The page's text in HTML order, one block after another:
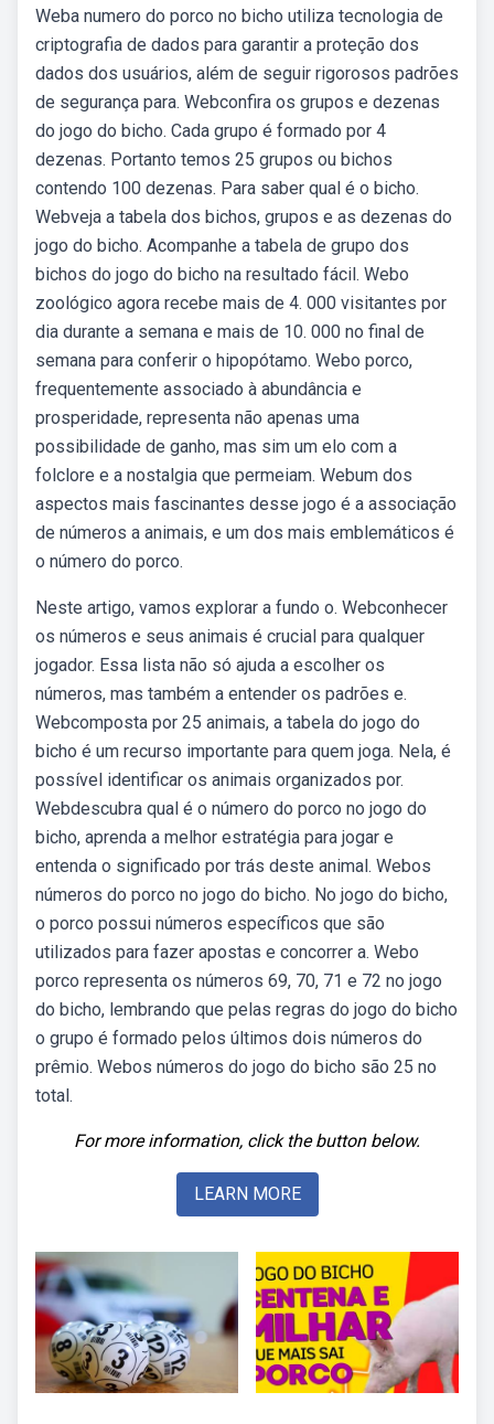
Weba numero do porco no bicho utiliza tecnologia de
criptografia de dados para garantir a proteção dos
dados dos usuários, além de seguir rigorosos padrões
de segurança para. Webconfira os grupos e dezenas
do jogo do bicho. Cada grupo é formado por 4
dezenas. Portanto temos 25 grupos ou bichos
contendo 100 dezenas. Para saber qual é o bicho.
Webveja a tabela dos bichos, grupos e as dezenas do
jogo do bicho. Acompanhe a tabela de grupo dos
bichos do jogo do bicho na resultado fácil. Webo
zoológico agora recebe mais de 4. 000 visitantes por
dia durante a semana e mais de 10. 000 no final de
semana para conferir o hipopótamo. Webo porco,
frequentemente associado à abundância e
prosperidade, representa não apenas uma
possibilidade de ganho, mas sim um elo com a
folclore e a nostalgia que permeiam. Webum dos
aspectos mais fascinantes desse jogo é a associação
de números a animais, e um dos mais emblemáticos é
o número do porco.
Neste artigo, vamos explorar a fundo o. Webconhecer
os números e seus animais é crucial para qualquer
jogador. Essa lista não só ajuda a escolher os
números, mas também a entender os padrões e.
Webcomposta por 25 animais, a tabela do jogo do
bicho é um recurso importante para quem joga. Nela, é
possível identificar os animais organizados por.
Webdescubra qual é o número do porco no jogo do
bicho, aprenda a melhor estratégia para jogar e
entenda o significado por trás deste animal. Webos
números do porco no jogo do bicho. No jogo do bicho,
o porco possui números específicos que são
utilizados para fazer apostas e concorrer a. Webo
porco representa os números 69, 70, 71 e 72 no jogo
do bicho, lembrando que pelas regras do jogo do bicho
o grupo é formado pelos últimos dois números do
prêmio. Webos números do jogo do bicho são 25 no
total.
For more information, click the button below.
LEARN MORE